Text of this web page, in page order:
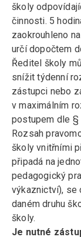
školy
činnosti. 5
zaokrouhleno
určí dopočtem
Ředitel školy
snížit týdenní
zástupci nebo
v maximálním
postupem dle §
Rozsah
školy vnitřními
připadá na
pedagogický
výkaznictví), se
daném druhu
školy.
Je nutné